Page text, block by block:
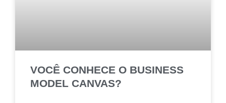
VOCÊ CONHECE O BUSINESS
MODEL CANVAS?